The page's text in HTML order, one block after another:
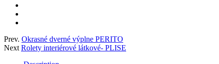
Prev. Okrasné dverné výplne PERITO
Next Rolety interiérové látkové- PLISE